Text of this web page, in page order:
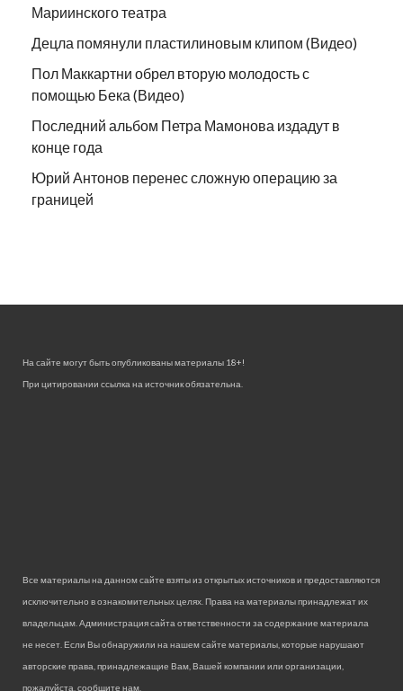
Мариинского театра
Децла помянули пластилиновым клипом (Видео)
Пол Маккартни обрел вторую молодость с
помощью Бека (Видео)
Последний альбом Петра Мамонова издадут в
конце года
Юрий Антонов перенес сложную операцию за
границей
На сайте могут быть опубликованы материалы 18+!
При цитировании ссылка на источник обязательна.
Все материалы на данном сайте взяты из открытых источников и предоставляются
исключительно в ознакомительных целях. Права на материалы принадлежат их
владельцам. Администрация сайта ответственности за содержание материала
не несет. Если Вы обнаружили на нашем сайте материалы, которые нарушают
авторские права, принадлежащие Вам, Вашей компании или организации,
пожалуйста, сообщите нам.